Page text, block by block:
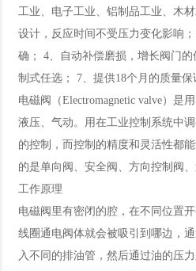
工业、电子工业、铝制品工业、木
设计，反应时间不受压力变化影响
确； 4、自动补偿磨损，增长阀门
制式任选； 7、提供18个月的质量保
电磁阀（Electromagnetic valve）
液压、气动。用在工业控制系统中
的控制，而控制的精度和灵活性都
的是单向阀、安全阀、方向控制阀
工作原理
电磁阀里有密闭的腔，在不同位置
线圈通电阀体就会被吸引到哪边，
入不同的排油管，然后通过油的压